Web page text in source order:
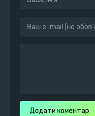
Додати коментар